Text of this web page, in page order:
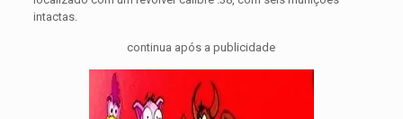
intactas.
continua após a publicidade